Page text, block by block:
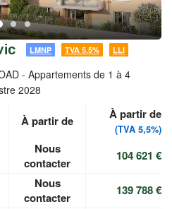
LMNP TVA 5.5% LLI
- Appartements de 1 à 4
2028
À partir de À partir de
(TVA 5,5%)
Nous
contacter
104 621 €
Nous
contacter
139 788 €